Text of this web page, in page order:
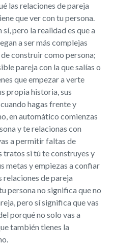
las relaciones de pareja
que ver con tu persona.
sí, pero la realidad es que a
a ser más complejas
construir como persona;
pareja con la que salías o
que empezar a verte
propia historia, sus
hagas frente y
en automático comienzas
y te relacionas con
a permitir faltas de
tratos si tú te construyes y
metas y empiezas a confiar
relaciones de pareja
persona no significa que no
pero sí significa que vas
porqué no solo vas a
también tienes la